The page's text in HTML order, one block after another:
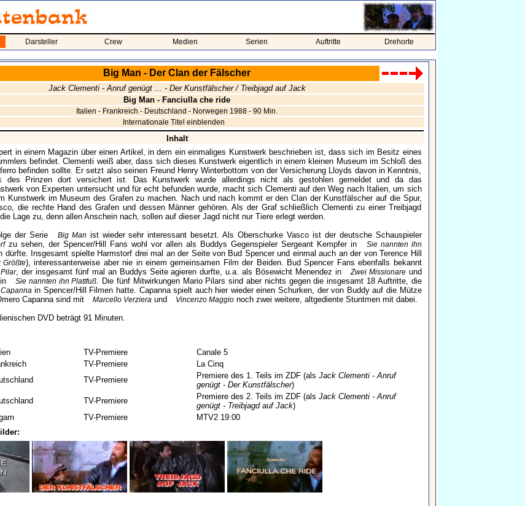
Darsteller Crew Medien Serien Auftritte Drehorte
Big Man - Der Clan der Fälscher
Jack Clementi - Anruf genügt ... - Der Kunstfälscher / Treibjagd auf Jack
Big Man - Fanciulla che ride
Italien - Frankreich - Deutschland - Norwegen 1988 - 90 Min.
Internationale Titel einblenden
Inhalt
in einem Magazin über einen Artikel, in dem ein einmaliges Kunstwerk beschrieben ist, dass sich im Besitz eines
befindet. Clementi weiß aber, dass sich dieses Kunstwerk eigentlich in einem kleinen Museum im Schloß des
befinden sollte. Er setzt also seinen Freund Henry Winterbottom von der Versicherung Lloyds davon in Kenntnis,
des Prinzen dort versichert ist. Das Kunstwerk wurde allerdings nicht als gestohlen gemeldet und da das
von Experten untersucht und für echt befunden wurde, macht sich Clementi auf den Weg nach Italien, um sich
Kunstwerk im Museum des Grafen zu machen. Nach und nach kommt er den Clan der Kunstfälscher auf die Spur,
die rechte Hand des Grafen und dessen Männer gehören. Als der Graf schließlich Clementi zu einer Treibjagd
Lage zu, denn allen Anschein nach, sollen auf dieser Jagd nicht nur Tiere erlegt werden.
der Serie
Big Man ist wieder sehr interessant besetzt. Als Oberschurke Vasco ist der deutsche Schauspieler
zu sehen, der Spencer/Hill Fans wohl vor allen als Buddys Gegenspieler Sergeant Kempfer in
Sie nannten ihn
dürfte. Insgesamt spielte Harmstorf drei mal an der Seite von Bud Spencer und einmal auch an der von Terence Hill
Größte), interessanterweise aber nie in einem gemeinsamen Film der Beiden. Bud Spencer Fans ebenfalls bekannt
, der insgesamt fünf mal an Buddys Seite agieren durfte, u.a. als Bösewicht Menendez in Zwei Missionareund
Sie nannten ihn Plattfuß. Die fünf Mitwirkungen Mario Pilars sind aber nichts gegen die insgesamt 18 Auftritte, die
in Spencer/Hill Filmen hatte. Capanna spielt auch hier wieder einen Schurken, der von Buddy auf die Mütze
Capanna sind mit
Marcello Verzieraund Vincenzo Maggionoch zwei weitere, altgediente Stuntmen mit dabei.
DVD beträgt 91 Minuten.
TV-Premiere
Canale 5
TV-Premiere
La Cinq
TV-Premiere Premiere des 1. Teils im ZDF (als Jack Clementi - Anruf
genügt - Der Kunstfälscher)
TV-Premiere Premiere des 2. Teils im ZDF (als Jack Clementi - Anruf
genügt - Treibjagd auf Jack)
TV-Premiere
MTV2 19:00